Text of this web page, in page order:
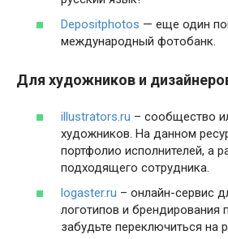
Depositphotos — еще один
международный фотобанк.
Для художников и
illustrators.ru – сообщество
художников. На данном
портфолио исполнителей, а
подходящего сотрудника.
logaster.ru – онлайн-сервис
логотипов и брендирования
забудьте переключиться на